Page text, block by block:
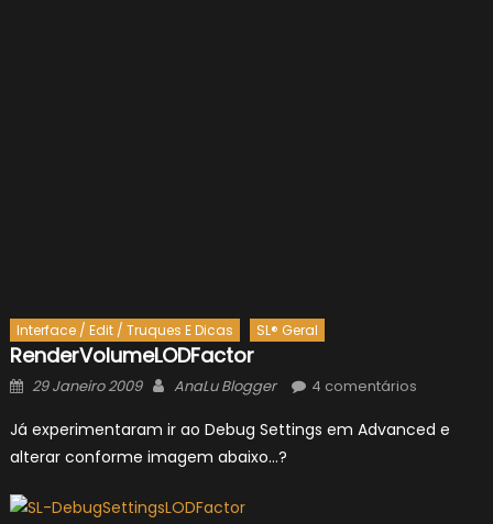
Interface / Edit / Truques E Dicas SL® Geral
RenderVolumeLODFactor
Posted
29 Janeiro 2009 Author
AnaLu Blogger 4 comentários
Já experimentaram ir ao Debug Settings em Advanced e
alterar conforme imagem abaixo…?